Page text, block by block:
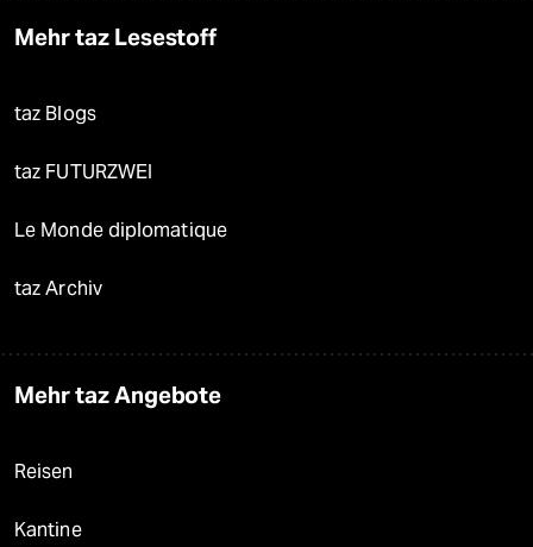
Mehr taz Lesestoff
taz Blogs
taz FUTURZWEI
Le Monde diplomatique
taz Archiv
Mehr taz Angebote
Reisen
Kantine